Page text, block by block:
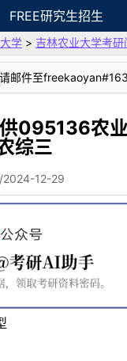
FREE研究生招生
题 APP 笔记
学 > 吉林农业大学考研
邮件至
095136农
综三
2024-12-29